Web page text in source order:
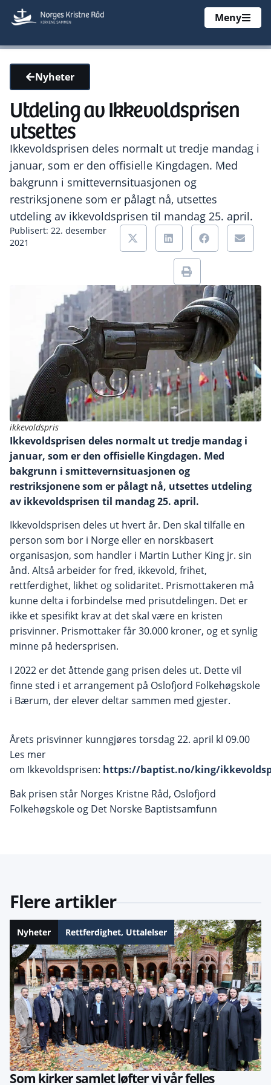
Meny
Nyheter
Utdeling av Ikkevoldsprisen
utsettes
Ikkevoldsprisen deles normalt ut tredje mandag i
januar, som er den offisielle Kingdagen. Med
bakgrunn i smittevernsituasjonen og
restriksjonene som er pålagt nå, utsettes
utdeling av ikkevoldsprisen til mandag 25. april.
Publisert: 22. desember
2021
ikkevoldspris
Ikkevoldsprisen deles normalt ut tredje mandag i
januar, som er den offisielle Kingdagen. Med
bakgrunn i smittevernsituasjonen og
restriksjonene som er pålagt nå, utsettes utdeling
av ikkevoldsprisen til mandag 25. april.
Ikkevoldsprisen deles ut hvert år. Den skal tilfalle en
person som bor i Norge eller en norskbasert
organisasjon, som handler i Martin Luther King jr. sin
ånd. Altså arbeider for fred, ikkevold, frihet,
rettferdighet, likhet og solidaritet. Prismottakeren må
kunne delta i forbindelse med prisutdelingen. Det er
ikke et spesifikt krav at det skal være en kristen
prisvinner. Prismottaker får 30.000 kroner, og et synlig
minne på hedersprisen.
I 2022 er det åttende gang prisen deles ut. Dette vil
finne sted i et arrangement på Oslofjord Folkehøgskole
i Bærum, der elever deltar sammen med gjester.
Årets prisvinner kunngjøres torsdag 22. april kl 09.00
Les mer
om Ikkevoldsprisen: https://baptist.no/king/
Bak prisen står Norges Kristne Råd, Oslofjord
Folkehøgskole og Det Norske Baptistsamfunn
Flere artikler
Nyheter Rettferdighet, Uttalelser
Som kirker samlet løfter vi vår felles